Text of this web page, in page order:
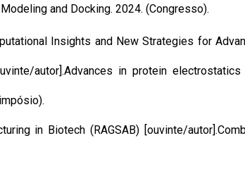
and Docking. 2024. (Congresso).
Insights and New Strategies for
autor].Advances in protein
in Biotech (RAGSAB) [ouvinte/